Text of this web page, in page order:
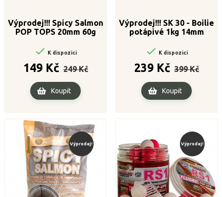
Výprodej!!! Spicy Salmon
POP TOPS 20mm 60g
 K dispozici
149 Kč cena
249 Kč
Cena
Koupit
Výprodej!!! SK 30 - Boilie
potápivé 1kg 14mm
 K dispozici
239 Kč cena
399 Kč
Cena
Koupit
Výprodej! Výprodej!